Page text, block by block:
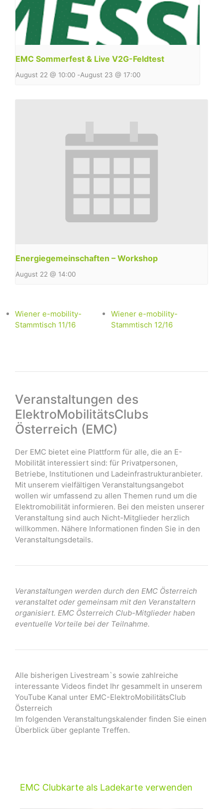
EMC Sommerfest & Live V2G-Feldtest
August 22 @ 10:00 -August 23 @ 17:00
Energiegemeinschaften – Workshop
August 22 @ 14:00
Wiener e-mobility-
Stammtisch 11/16
Wiener e-mobility-
Stammtisch 12/16
Veranstaltungen des
ElektroMobilitätsClubs
Österreich (EMC)
Der EMC bietet eine Plattform für alle, die an E-
Mobilität interessiert sind: für Privatpersonen,
Betriebe, Institutionen und Ladeinfrastrukturanbieter.
Mit unserem vielfältigen Veranstaltungsangebot
wollen wir umfassend zu allen Themen rund um die
Elektromobilität informieren. Bei den meisten unserer
Veranstaltung sind auch Nicht-Mitglieder herzlich
willkommen. Nähere Informationen finden Sie in den
Veranstaltungsdetails.
Veranstaltungen werden durch den EMC Österreich
veranstaltet oder gemeinsam mit den Veranstaltern
organisiert. EMC Österreich Club-Mitglieder haben
eventuelle Vorteile bei der Teilnahme.
Alle bisherigen Livestream`s sowie zahlreiche
interessante Videos findet Ihr gesammelt in unserem
YouTube Kanal unter EMC-ElektroMobilitätsClub
Österreich
Im folgenden Veranstaltungskalender finden Sie einen
Überblick über geplante Treffen.
EMC Clubkarte als Ladekarte verwenden